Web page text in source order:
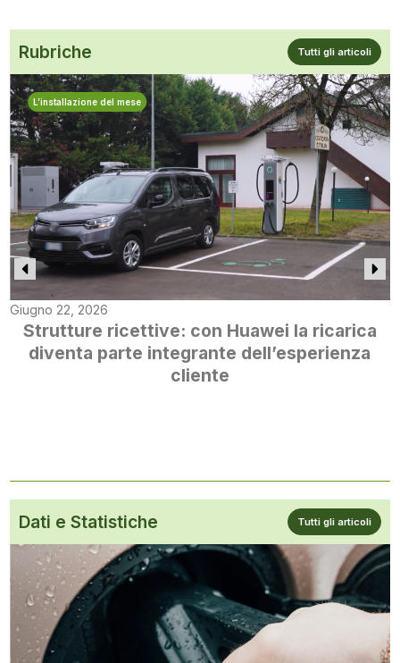
Rubriche Tutti gli articoli
L’installazione del mese
Giugno 22, 2026
Strutture ricettive: con Huawei la ricarica
diventa parte integrante dell’esperienza
cliente
Dati e Statistiche Tutti gli articoli